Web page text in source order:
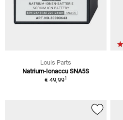
Louis Parts
Natrium-Ionaccu SNA5S
€ 49,991